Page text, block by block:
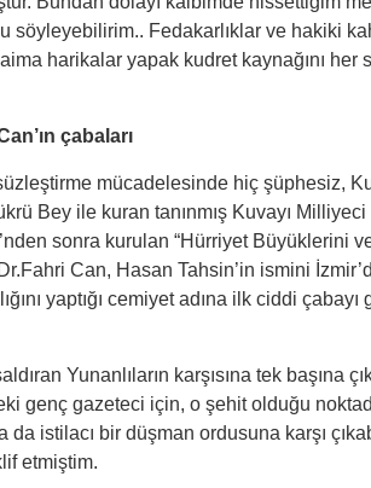
söyleyebilirim.. Fedakarlıklar ve hakiki
harikalar yapak kudret kaynağını
çabaları
mücadelesinde hiç şüphesiz,
Bey ile kuran tanınmış Kuvayı
sonra kurulan “Hürriyet Büyüklerini
Can, Hasan Tahsin’in ismini
yaptığı cemiyet adına ilk ciddi
Yunanlıların karşısına tek başına
genç gazeteci için, o şehit olduğu
da istilacı bir düşman ordusuna karşı
etmiştim.